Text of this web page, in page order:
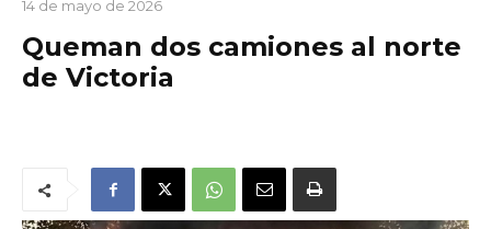
14 de mayo de 2026
Queman dos camiones al norte
de Victoria